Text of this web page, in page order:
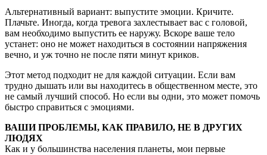
Альтернативный вариант: выпустите эмоции. Кричите.
Плачьте. Иногда, когда тревога захлестывает вас с головой,
вам необходимо выпустить ее наружу. Вскоре ваше тело
устанет: оно не может находиться в состоянии напряжения
вечно, и уж точно не после пяти минут криков.
Этот метод подходит не для каждой ситуации. Если вам
трудно дышать или вы находитесь в общественном месте, это
не самый лучший способ. Но если вы одни, это может помочь
быстро справиться с эмоциями.
ВАШИ ПРОБЛЕМЫ, КАК ПРАВИЛО, НЕ В ДРУГИХ
ЛЮДЯХ
Как и у большинства населения планеты, мои первые